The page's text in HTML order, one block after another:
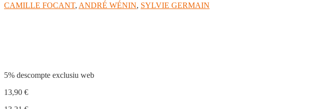
CAMILLE FOCANT, ANDRÉ WÉNIN, SYLVIE GERMAIN
5% descompte exclusiu web
13,90 €